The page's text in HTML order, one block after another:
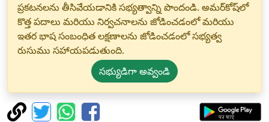
ప్రకటనలను తీసివేయడానికి సభ్యత్వాన్ని పొందండి. అమర్‌కోష్‌లో
కొత్త పదాలు మరియు నిర్వచనాలను జోడించడంలో మరియు
ఇతర భాష సంబంధిత లక్షణాలను జోడించడంలో సభ్యత్వ
రుసుము సహాయపడుతుంది.
సభ్యుడిగా అవ్వండి